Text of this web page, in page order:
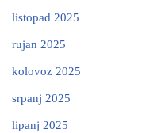
listopad 2025
rujan 2025
kolovoz 2025
srpanj 2025
lipanj 2025